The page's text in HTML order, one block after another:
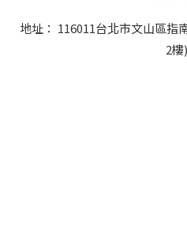
地址： 116011台北市文山區指
2樓)